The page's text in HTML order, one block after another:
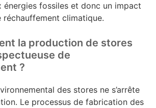
énergies fossiles et donc un impact
réchauffement climatique.
la production de stores
de
?
des stores ne s’arrête
Le processus de fabrication des